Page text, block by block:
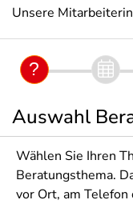
Unsere
Auswahl
Wählen Sie Ihren
Beratungsthema.
vor Ort, am